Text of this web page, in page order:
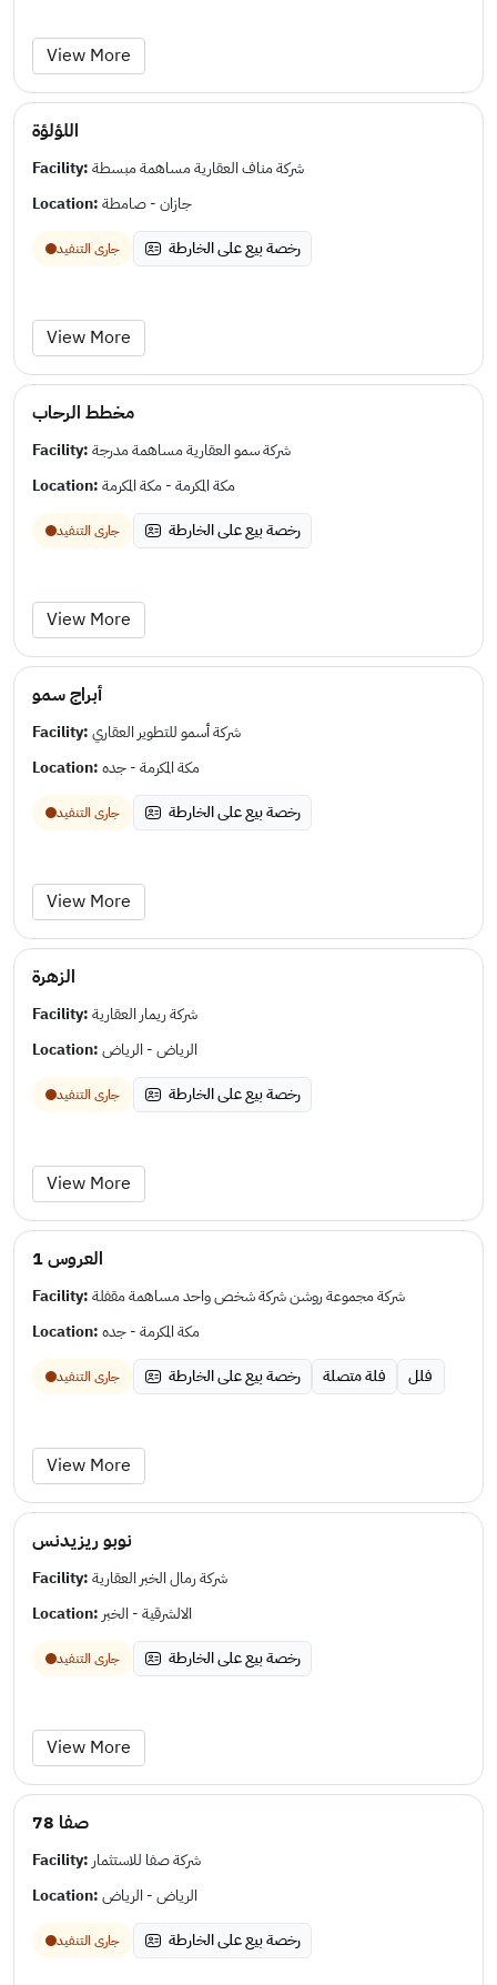
View More
اللؤلؤة
Facility:شركة مناف العقارية مساهمة مبسطة
Location:جازان - صامطة
جارى التنفيد رخصة بيع على الخارطة
View More
مخطط الرحاب
Facility:شركة سمو العقارية مساهمة مدرجة
Location:مكة المكرمة - مكة المكرمة
جارى التنفيد رخصة بيع على الخارطة
View More
أبراج سمو
Facility:شركة أسمو للتطوير العقاري
Location:مكة المكرمة - جده
جارى التنفيد رخصة بيع على الخارطة
View More
الزهرة
Facility:شركة ريمار العقارية
Location:الرياض - الرياض
جارى التنفيد رخصة بيع على الخارطة
View More
العروس 1
Facility:شركة مجموعة روشن شركة شخص واحد مساهمة مقفلة
Location:مكة المكرمة - جده
جارى التنفيد رخصة بيع على الخارطة فلة متصلة فلل
View More
نوبو ريزيدنس
Facility:شركة رمال الخبر العقارية
Location: الالشرقية - الخبر
جارى التنفيد رخصة بيع على الخارطة
View More
صفا 78
Facility: شركة صفا للاستثمار
Location:الرياض - الرياض
جارى التنفيد رخصة بيع على الخارطة